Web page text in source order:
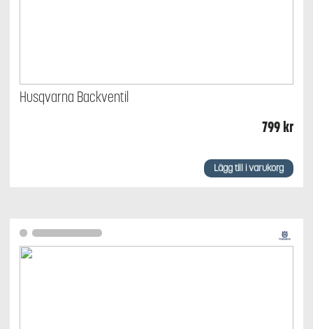
Husqvarna Backventil
799kr
Lägg till i varukorg